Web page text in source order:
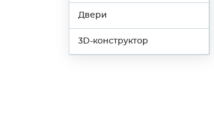
Двери
3D-конструктор